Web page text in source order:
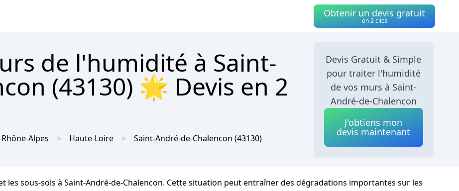
Obtenir un devis gratuit
en 2 clics
de l'humidité à Saint-
(43130) 🌟 Devis en 2
Alpes Haute-Loire Saint-André-de-Chalencon (43130)
Devis Gratuit & Simple
pour traiter l'humidité
de vos murs à Saint-
André-de-Chalencon
J'obtiens mon
devis maintenant
les sous-sols à Saint-André-de-Chalencon. Cette situation peut entraîner des dégradations importantes sur les